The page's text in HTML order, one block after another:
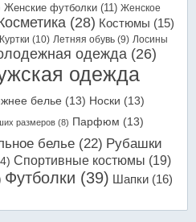
Женские футболки (11) Женское
(28) Костюмы (15)
Куртки (10) Летняя обувь (9) Лосины
одежда (26)
одежда
белье (13) Носки (13)
размеров (8) Парфюм (13)
белье (22) Рубашки
Спортивные костюмы (19)
Футболки (39) Шапки (16)